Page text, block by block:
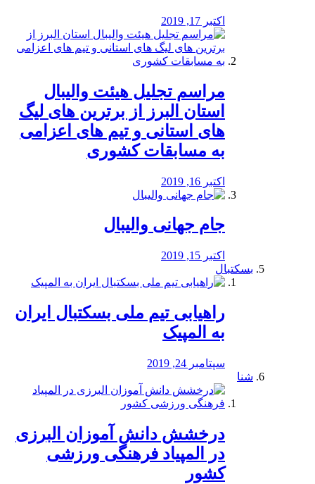
اکتبر 17, 2019
مراسم تجلیل هیئت والیبال
استان البرز از برترین های لیگ
های استانی و تیم های اعزامی
به مسابقات کشوری
اکتبر 16, 2019
جام جهانی والیبال
اکتبر 15, 2019
بسکتبال
راهیابی تیم ملی بسکتبال ایران
به المپیک
سپتامبر 24, 2019
شنا
درخشش دانش آموزان البرزی
در المپیاد فرهنگی ورزشی
کشور